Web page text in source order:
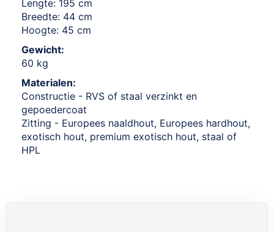
Lengte: 195 cm
Breedte: 44 cm
Hoogte: 45 cm
Gewicht:
60 kg
Materialen:
Constructie - RVS of staal verzinkt en
gepoedercoat
Zitting - Europees naaldhout, Europees hardhout,
exotisch hout, premium exotisch hout, staal of
HPL